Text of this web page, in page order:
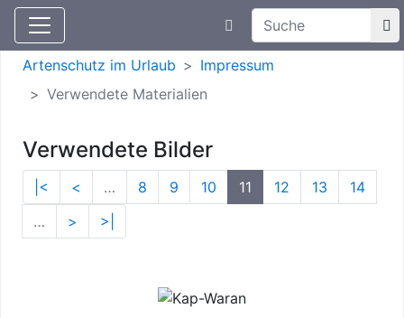
Aktuelle Meldungen
Suchtexteingabe
Artenschutz
Artenschutz im Urlaub
Impressum
Verwendete Materialien
Verwendete Bilder
|< < … 8 9 10 11 12 13
14
…
> >|